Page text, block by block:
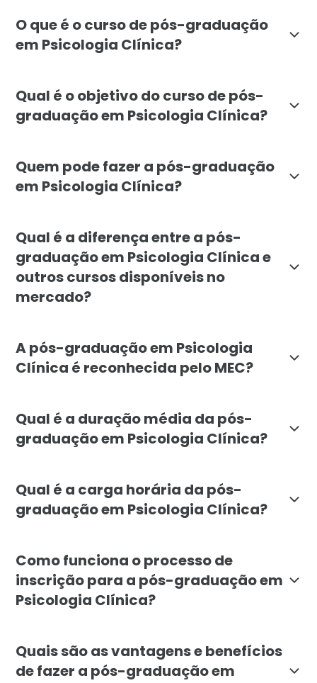
O que é o curso de pós-graduação
em Psicologia Clínica?
Qual é o objetivo do curso de pós-
graduação em Psicologia Clínica?
Quem pode fazer a pós-graduação
em Psicologia Clínica?
Qual é a diferença entre a pós-
graduação em Psicologia Clínica e
outros cursos disponíveis no
mercado?
A pós-graduação em Psicologia
Clínica é reconhecida pelo MEC?
Qual é a duração média da pós-
graduação em Psicologia Clínica?
Qual é a carga horária da pós-
graduação em Psicologia Clínica?
Como funciona o processo de
inscrição para a pós-graduação em
Psicologia Clínica?
Quais são as vantagens e benefícios
de fazer a pós-graduação em